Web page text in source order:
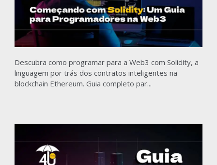
Descubra como programar para a Web3 com Solidity, a
linguagem por trás dos contratos inteligentes na
blockchain Ethereum. Guia completo par...